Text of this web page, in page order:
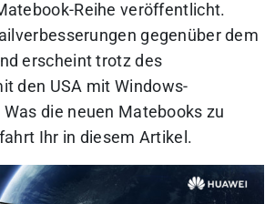
Reihe veröffentlicht.
gegenüber dem
erscheint trotz des
den USA mit Windows-
die neuen Matebooks zu
Ihr in diesem Artikel.